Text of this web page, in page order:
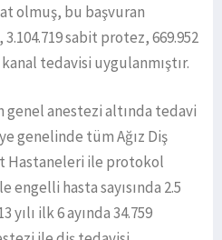
olmuş, bu başvuran
sabit protez, 669.952
tedavisi uygulanmıştır.
genel anestezi altında tedavi
genelinde tüm Ağız Diş
Hastaneleri ile protokol
engelli hasta sayısında 2.5
yılı ilk 6 ayında 34.759